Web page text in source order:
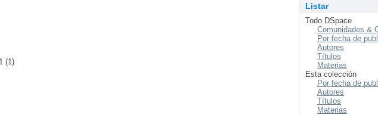
(1)
Listar
Todo DSpace
Comunidades &
Por fecha de
Autores
Títulos
Materias
Esta colección
Por fecha de
Autores
Títulos
Materias